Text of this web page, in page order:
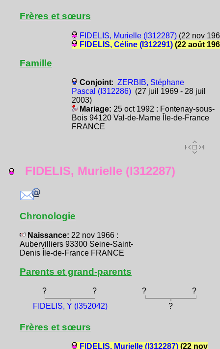
Frères et sœurs
FIDELIS, Murielle (I312287)(22 nov
FIDELIS, Céline (I312291)(22 août
Famille
Conjoint: ZERBIB, Stéphane
Pascal (I312286)(27 juil 1969 - 28 juil
2003)
Mariage: 25 oct 1992 : Fontenay-sous-
Bois 94120 Val-de-Marne Île-de-France
FRANCE
FIDELIS, Murielle (I312287)
Chronologie
Naissance: 22 nov 1966 :
Aubervilliers 93300 Seine-Saint-
Denis Île-de-France FRANCE
Parents et grand-parents
? ? ?
?
FIDELIS, Y (I352042)
?
Frères et sœurs
FIDELIS, Murielle (I312287)(22 nov